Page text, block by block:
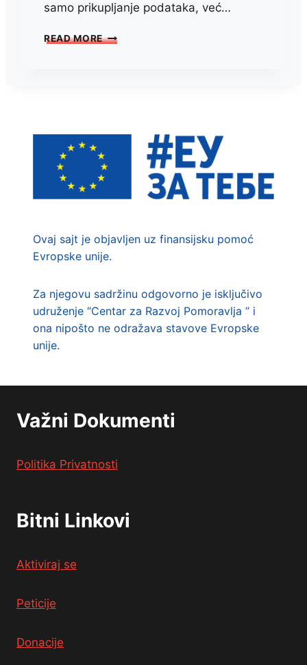
samo prikupljanje podataka, već…
READ MORE ANALIZA
Ovaj sajt je objavljen uz finansijsku pomoć
Evropske unije.
Za njegovu sadržinu odgovorno je isključivo
udruženje “Centar za Razvoj Pomoravlja ” i
ona nipošto ne odražava stavove Evropske
unije.
Važni Dokumenti
Politika Privatnosti
Bitni Linkovi
Aktiviraj se
Peticije
Donacije